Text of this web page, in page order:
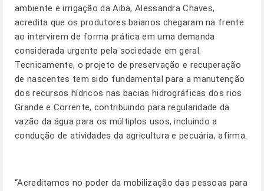
ambiente e irrigação da Aiba, Alessandra Chaves,
acredita que os produtores baianos chegaram na frente
ao intervirem de forma prática em uma demanda
considerada urgente pela sociedade em geral.
Tecnicamente, o projeto de preservação e recuperação
de nascentes tem sido fundamental para a manutenção
dos recursos hídricos nas bacias hidrográficas dos rios
Grande e Corrente, contribuindo para regularidade da
vazão da água para os múltiplos usos, incluindo a
condução de atividades da agricultura e pecuária, afirma.
“Acreditamos no poder da mobilização das pessoas para